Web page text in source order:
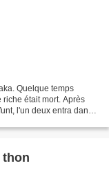
Quelque temps
était mort. Après
l'un deux entra dans
thon